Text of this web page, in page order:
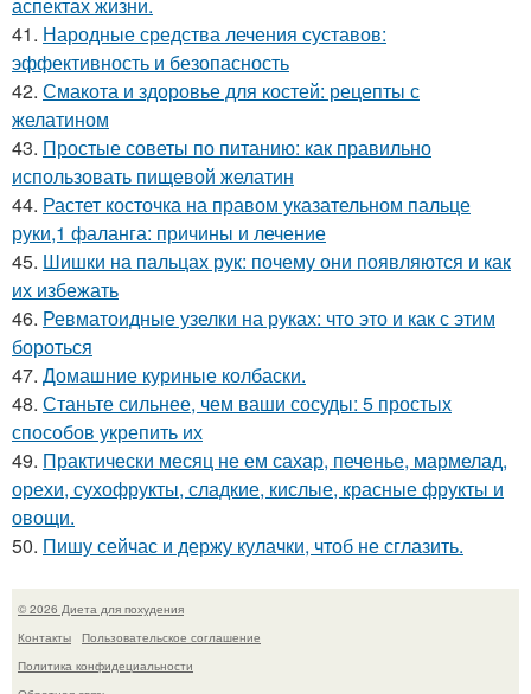
41. Народные средства лечения суставов:
эффективность и безопасность
42. Смакота и здоровье для костей: рецепты с
желатином
43. Простые советы по питанию: как правильно
использовать пищевой желатин
44. Растет косточка на правом указательном пальце
руки,1 фаланга: причины и лечение
45. Шишки на пальцах рук: почему они появляются и как
их избежать
46. Ревматоидные узелки на руках: что это и как с этим
бороться
47. Домашние куриные колбаски.
48. Станьте сильнее, чем ваши сосуды: 5 простых
способов укрепить их
49. Практически месяц не ем сахар, печенье, мармелад,
орехи, сухофрукты, сладкие, кислые, красные фрукты и
овощи.
50. Пишу сейчас и держу кулачки, чтоб не сглазить.
© 2026 Диета для похудения
Контакты
Пользовательское соглашение
Политика конфидециальности